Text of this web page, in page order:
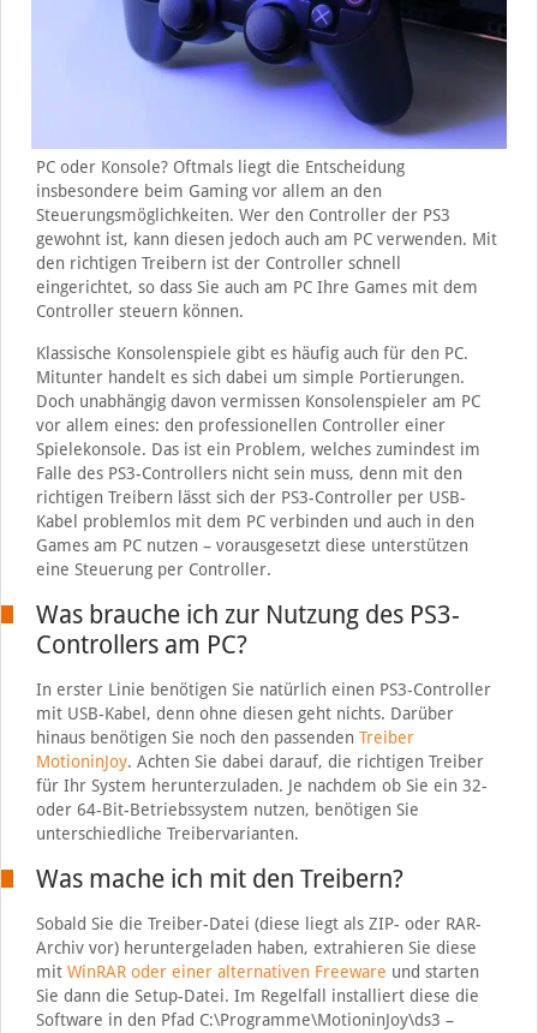
PC oder Konsole? Oftmals liegt die Entscheidung
insbesondere beim Gaming vor allem an den
Steuerungsmöglichkeiten. Wer den Controller der PS3
gewohnt ist, kann diesen jedoch auch am PC verwenden. Mit
den richtigen Treibern ist der Controller schnell
eingerichtet, so dass Sie auch am PC Ihre Games mit dem
Controller steuern können.
Klassische Konsolenspiele gibt es häufig auch für den PC.
Mitunter handelt es sich dabei um simple Portierungen.
Doch unabhängig davon vermissen Konsolenspieler am PC
vor allem eines: den professionellen Controller einer
Spielekonsole. Das ist ein Problem, welches zumindest im
Falle des PS3-Controllers nicht sein muss, denn mit den
richtigen Treibern lässt sich der PS3-Controller per USB-
Kabel problemlos mit dem PC verbinden und auch in den
Games am PC nutzen – vorausgesetzt diese unterstützen
eine Steuerung per Controller.
Was brauche ich zur Nutzung des PS3-
Controllers am PC?
In erster Linie benötigen Sie natürlich einen PS3-Controller
mit USB-Kabel, denn ohne diesen geht nichts. Darüber
hinaus benötigen Sie noch den passenden Treiber
MotioninJoy. Achten Sie dabei darauf, die richtigen Treiber
für Ihr System herunterzuladen. Je nachdem ob Sie ein 32-
oder 64-Bit-Betriebssystem nutzen, benötigen Sie
unterschiedliche Treibervarianten.
Was mache ich mit den Treibern?
Sobald Sie die Treiber-Datei (diese liegt als ZIP- oder RAR-
Archiv vor) heruntergeladen haben, extrahieren Sie diese
mit WinRAR oder einer alternativen Freeware und starten
Sie dann die Setup-Datei. Im Regelfall installiert diese die
Software in den Pfad C:\Programme\MotioninJoy\ds3 –